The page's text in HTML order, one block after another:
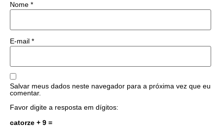
Nome *
E-mail *
Salvar meus dados neste navegador para a próxima vez que eu
comentar.
Favor digite a resposta em dígitos:
catorze + 9 =